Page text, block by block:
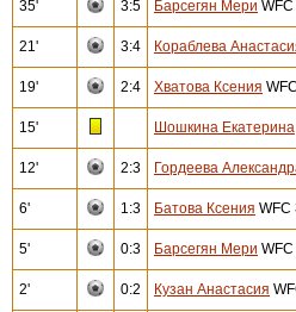
35' 3:5 Барсегян Мери
21' 3:4 Кораблева
19' 2:4 Хватова Ксения
15' Шошкина Екатерина
12' 2:3 Гордеева
6' 1:3 Батова Ксения WFC
5' 0:3 Барсегян Мери
2' 0:2 Кузан Анастасия